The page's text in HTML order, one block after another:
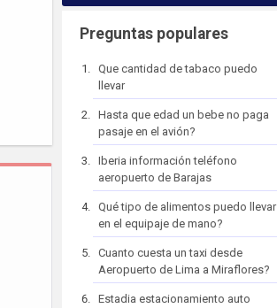
Preguntas populares
Que cantidad de tabaco puedo
llevar
Hasta que edad un bebe no paga
pasaje en el avión?
Iberia información teléfono
aeropuerto de Barajas
Qué tipo de alimentos puedo llevar
en el equipaje de mano?
Cuanto cuesta un taxi desde
Aeropuerto de Lima a Miraflores?
Estadia estacionamiento auto